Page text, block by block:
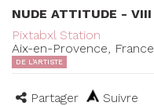
NUDE ATTITUDE - VIII
Pixtabxl Station
Aix-en-Provence, France
DE L'ARTISTE
Partager Suivre